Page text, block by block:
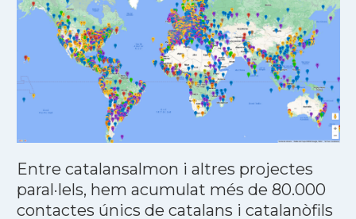
Entre catalansalmon i altres projectes
paral·lels, hem acumulat més de 80.000
contactes únics de catalans i catalanòfils